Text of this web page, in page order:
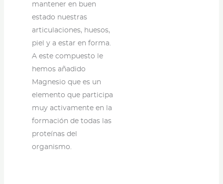
mantener en buen
estado nuestras
articulaciones, huesos,
piel y a estar en forma.
A este compuesto le
hemos añadido
Magnesio que es un
elemento que participa
muy activamente en la
formación de todas las
proteínas del
organismo.